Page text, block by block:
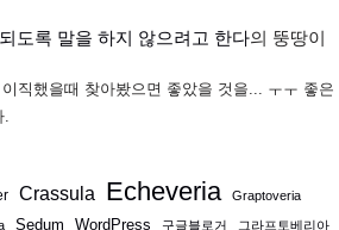
도록 말을 하지 않으려고 한다의 뚱땅이
직했을때 찾아봤으면 좋았을 것을... ㅜㅜ 좋은
.
Crassula Echeveria Graptoveria
Sedum WordPress 구글블로거 그라프토베리아